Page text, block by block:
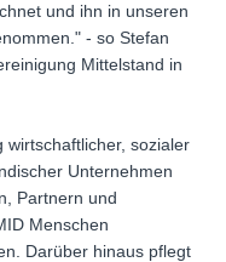
und ihn in unseren
- so Stefan
Mittelstand in
wirtschaftlicher, sozialer
Unternehmen
Partnern und
Menschen
Darüber hinaus pflegt